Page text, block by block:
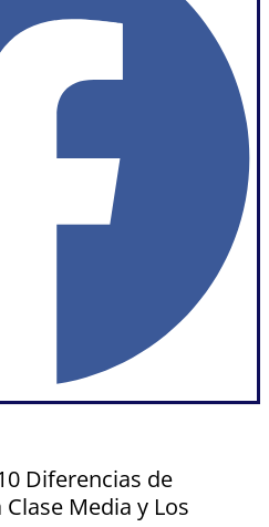
Diferencias de
Media y Los